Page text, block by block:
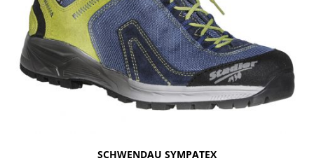
SCHWENDAU SYMPATEX